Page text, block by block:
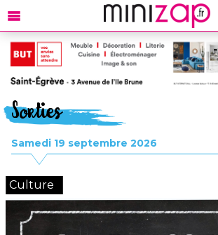
Sorties
Samedi 19 septembre 2026
Culture